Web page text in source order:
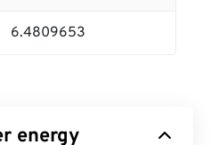
6.4809653
energy